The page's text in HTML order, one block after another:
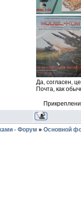
Да, согласен,
Почта, как
- Форум » Основной